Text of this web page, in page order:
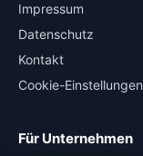
Impressum
Datenschutz
Kontakt
Cookie-Einstellungen
Für Unternehmen